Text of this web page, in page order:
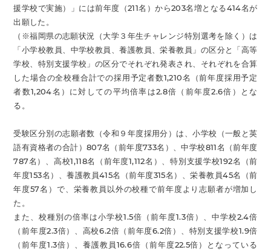
援学校で実施）」には前年度（211名）から203名増となる414名が
出願した。
（※福岡県の志願状況（大学３年生チャレンジ特別選考を除く）は
「小学校教員、中学校教員、養護教員、栄養教員」の区分と「高等
学校、特別支援学校」の区分でそれぞれ発表され、それぞれを合算
した場合の全校種合計での採用予定者数1,210名（前年度採用予定
者数1,204名）に対しての平均倍率は2.8倍（前年度2.6倍）とな
る。
受験区分別の志願者数（令和９年度採用分）は、小学校（一般と英
語有資格者の合計）807名（前年度733名）、中学校811名（前年度
787名）、高校1,118名（前年度1,112名）、特別支援学校192名（前
年度153名）、養護教員415名（前年度315名）、栄養教員45名（前
年度57名）で、栄養教員以外の校種で前年度より志願者が増加し
た。
また、校種別の倍率は小学校1.5倍（前年度1.3倍）、中学校2.4倍
（前年度2.3倍）、高校6.2倍（前年度6.2倍）、特別支援学校1.9倍
（前年度1.3倍）、養護教員16.6倍（前年度22.5倍）となっている